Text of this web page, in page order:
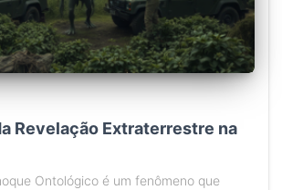
Revelação Extraterrestre na
Ontológico é um fenômeno que